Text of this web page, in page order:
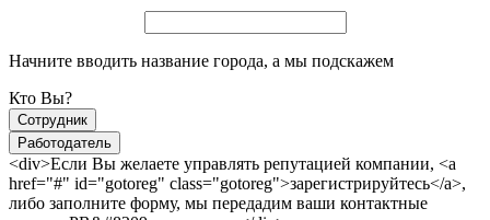
Начните вводить название города, а мы подскажем
Кто Вы?
Сотрудник
Работодатель
<div>Если Вы желаете управлять репутацией компании, <a
href="#" id="gotoreg" class="gotoreg">зарегистрируйтесь</a>,
либо заполните форму, мы передадим ваши контактные